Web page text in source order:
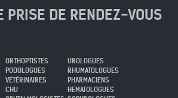
PRISE DE RENDEZ-VOUS
ORTHOPTISTES
PODOLOGUES
VÉTÉRINAIRES
CHU
UROLOGUES
RHUMATOLOGUES
PHARMACIENS
HEMATOLOGUES